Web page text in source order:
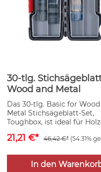
30-tlg.
Wood and Metal
Das 30-tlg. Basic for Wood
Metal Stichsägeblatt-Set,
Toughbox, ist ideal für
für gerade und
Blätter für zuverlässige
in Metall und Metallrohre.
21,21 €* 46,42 €* (54.31%
In den